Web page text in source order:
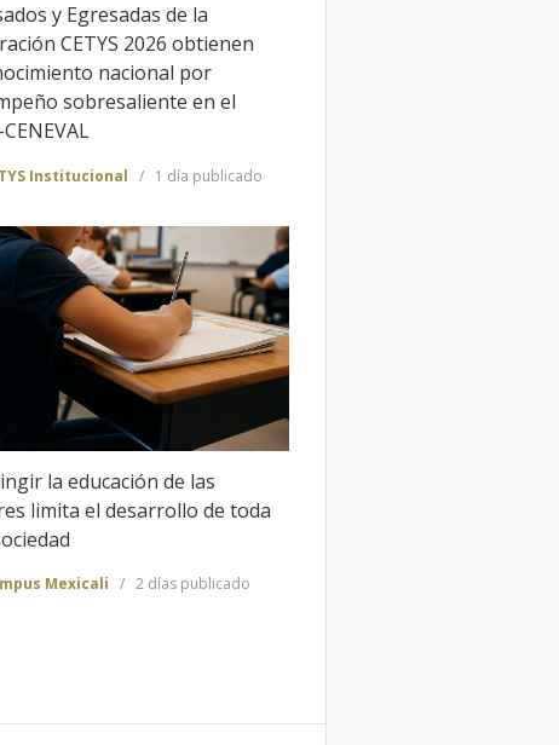
y Egresadas de la
CETYS 2026 obtienen
nacional por
sobresaliente en el
CENEVAL
Institucional 1 día publicado
la educación de las
limita el desarrollo de toda
Mexicali 2 días publicado